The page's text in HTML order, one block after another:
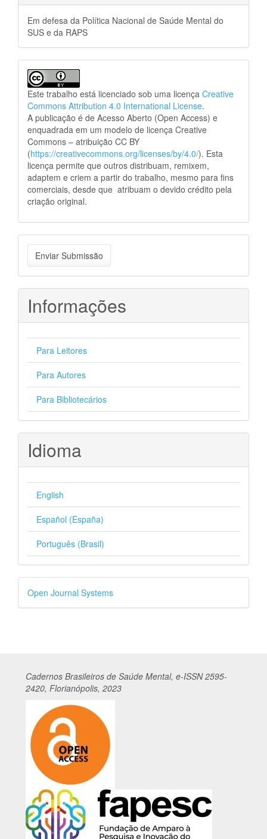
Em defesa da Política Nacional de Saúde Mental do
SUS e da RAPS
Este trabalho está licenciado sob uma licença Creative
Commons Attribution 4.0 International License.
A publicação é de Acesso Aberto (Open Access) e
enquadrada em um modelo de licença Creative
Commons – atribuição CC BY
(https://creativecommons.org/licenses/by/4.0/). Esta
licença permite que outros distribuam, remixem,
adaptem e criem a partir do trabalho, mesmo para fins
comerciais, desde que atribuam o devido crédito pela
criação original.
Enviar
Submissão
Enviar Submissão
Informações
Para Leitores
Para Autores
Para Bibliotecários
Idioma
English
Español (España)
Português (Brasil)
Desenvolvido
por
Open Journal Systems
Cadernos Brasileiros de Saúde Mental, e-ISSN 2595-
2420, Florianópolis, 2023